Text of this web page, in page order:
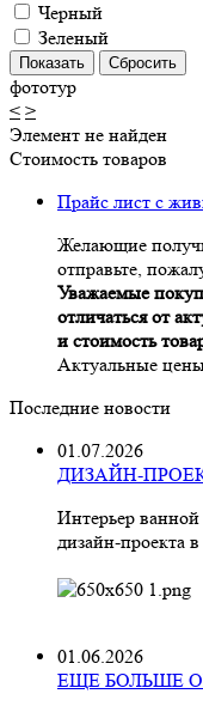
Черный
Зеленый
фототур
< >
Элемент не найден
Стоимость товаров
Прайс лист с
Желающие
отправьте,
Уважаемые
отличаться от
и стоимость
Актуальные
Последние новости
01.07.2026
ДИЗАЙН-
Интерьер
дизайн‑проекта
01.06.2026
ЕЩЕ БОЛЬШЕ